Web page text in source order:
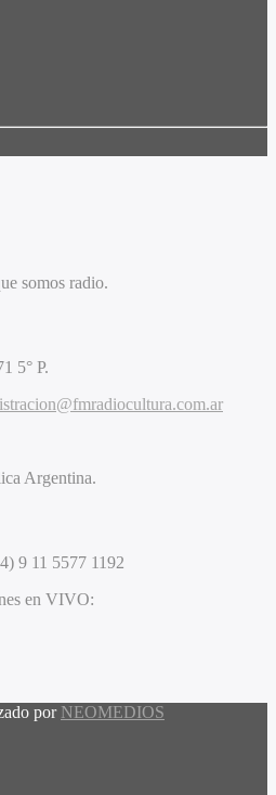
somos radio.
5° P.
Argentina.
9 11 5577 1192
en VIVO:
por NEOMEDIOS